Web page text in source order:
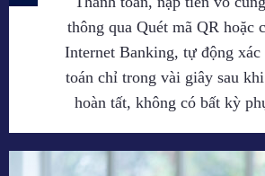
thông qua Quét mã QR hoặc
Internet Banking, tự động xác
toán chỉ trong vài giây sau
hoàn tất, không có bất kỳ